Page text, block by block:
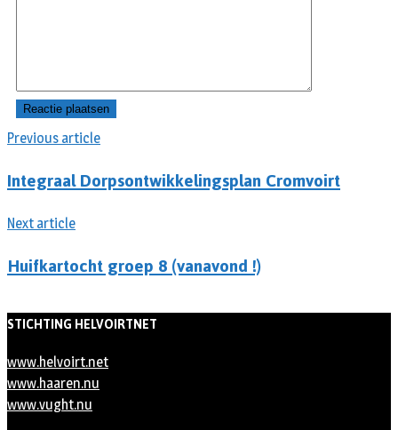
Previous article
Integraal Dorpsontwikkelingsplan Cromvoirt
Next article
Huifkartocht groep 8 (vanavond !)
STICHTING HELVOIRTNET
www.helvoirt.net
www.haaren.nu
www.vught.nu